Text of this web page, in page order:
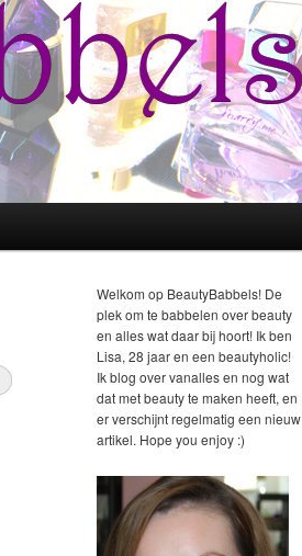
Welkom op BeautyBabbels! De
plek om te babbelen over beauty
en alles wat daar bij hoort! Ik ben
Lisa, 28 jaar en een beautyholic!
Ik blog over vanalles en nog wat
dat met beauty te maken heeft, en
er verschijnt regelmatig een nieuw
artikel. Hope you enjoy :)